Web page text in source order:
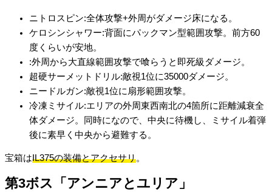
ニトロスピン:全体攻撃+外周がダメージ床になる。
ケロシンシャワー:背面にパックマン型範囲攻撃。前方60
度くらいが安地。
:外周から大直線範囲攻撃で喰らうと即死級ダメージ。
超硬サーメットドリル:敵視1位に35000ダメージ。
ニードルガン:敵視1位に扇形範囲攻撃。
冷凍ミサイル:エリアの外周東西南北の4箇所に距離減衰全
体ダメージ。同時になので、中央に待機し、ミサイル着弾
後に素早く中央から避難する。
宝箱はIL375の装備とアクセサリ。
第3ボス「アンニアとユリア」